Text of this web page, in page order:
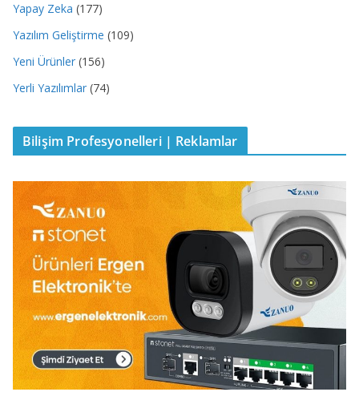
Yapay Zeka (177)
Yazılım Geliştirme (109)
Yeni Ürünler (156)
Yerli Yazılımlar (74)
Bilişim Profesyonelleri | Reklamlar